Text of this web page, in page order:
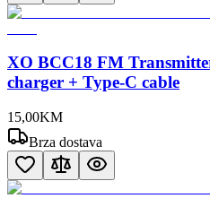
XO BCC18 FM
charger + Type-C cable
15,00KM
Brza dostava